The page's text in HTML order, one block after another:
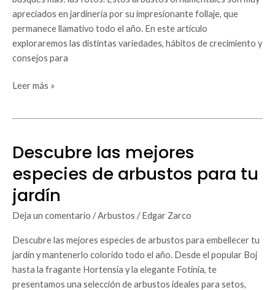
apreciados en jardinería por su impresionante follaje, que
permanece llamativo todo el año. En este artículo
exploraremos las distintas variedades, hábitos de crecimiento y
consejos para
jardín
Leer más »
Descubre las mejores
especies de arbustos para tu
jardín
Deja un comentario /Arbustos /Edgar Zarco
Descubre las mejores especies de arbustos para embellecer tu
jardín y mantenerlo colorido todo el año. Desde el popular Boj
hasta la fragante Hortensia y la elegante Fotinia, te
presentamos una selección de arbustos ideales para setos,
Descubre
mejores
especies
de
arbustos
para
tu
jardín